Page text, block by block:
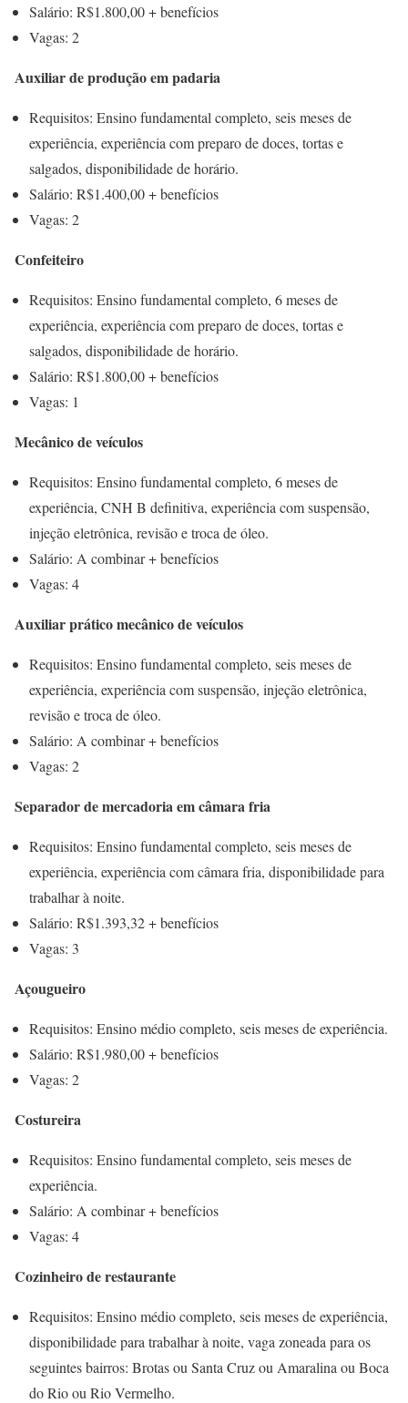
Salário: R$1.800,00 + benefícios
Vagas: 2
Auxiliar de produção em padaria
Requisitos: Ensino fundamental completo, seis meses de
experiência, experiência com preparo de doces, tortas e
salgados, disponibilidade de horário.
Salário: R$1.400,00 + benefícios
Vagas: 2
Confeiteiro
Requisitos: Ensino fundamental completo, 6 meses de
experiência, experiência com preparo de doces, tortas e
salgados, disponibilidade de horário.
Salário: R$1.800,00 + benefícios
Vagas: 1
Mecânico de veículos
Requisitos: Ensino fundamental completo, 6 meses de
experiência, CNH B definitiva, experiência com suspensão,
injeção eletrônica, revisão e troca de óleo.
Salário: A combinar + benefícios
Vagas: 4
Auxiliar prático mecânico de veículos
Requisitos: Ensino fundamental completo, seis meses de
experiência, experiência com suspensão, injeção eletrônica,
revisão e troca de óleo.
Salário: A combinar + benefícios
Vagas: 2
Separador de mercadoria em câmara fria
Requisitos: Ensino fundamental completo, seis meses de
experiência, experiência com câmara fria, disponibilidade para
trabalhar à noite.
Salário: R$1.393,32 + benefícios
Vagas: 3
Açougueiro
Requisitos: Ensino médio completo, seis meses de experiência.
Salário: R$1.980,00 + benefícios
Vagas: 2
Costureira
Requisitos: Ensino fundamental completo, seis meses de
experiência.
Salário: A combinar + benefícios
Vagas: 4
Cozinheiro de restaurante
Requisitos: Ensino médio completo, seis meses de experiência,
disponibilidade para trabalhar à noite, vaga zoneada para os
seguintes bairros: Brotas ou Santa Cruz ou Amaralina ou Boca
do Rio ou Rio Vermelho.